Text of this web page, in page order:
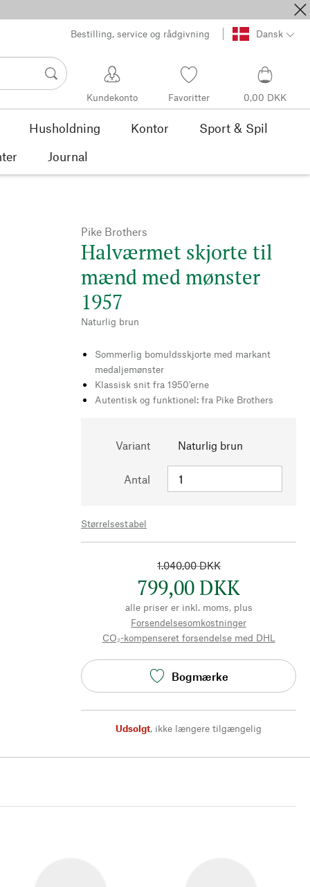
Bestilling, service og rådgivning Dansk
Kundekonto Favoritter 0,00 DKK
Husholdning Kontor
Sport & Spil
Journal
Pike Brothers
Halværmet skjorte til
mænd med mønster
1957
Naturlig brun
Sommerlig bomuldsskjorte med markant
medaljemønster
Klassisk snit fra 1950'erne
Autentisk og funktionel: fra Pike Brothers
Variant Naturlig brun
Antal
Størrelsestabel
1.040,00 DKK
799,00 DKK
alle priser er inkl. moms, plus
Forsendelsesomkostninger
CO₂-kompenseret forsendelse med DHL
Bogmærke
Udsolgt, ikke længere tilgængelig